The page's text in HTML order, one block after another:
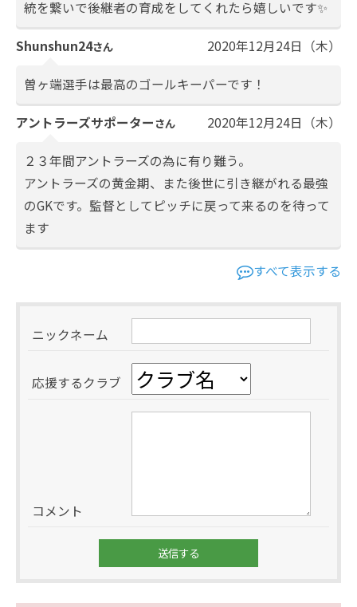
統を繋いで後継者の育成をしてくれたら嬉しいです✨
Shunshun24さん 2020年12月24日（木）
曽ヶ端選手は最高のゴールキーパーです！
アントラーズサポーター さん 2020年12月24日（木）
２３年間アントラーズの為に有り難う。
アントラーズの黄金期、また後世に引き継がれる最強
のGKです。監督としてピッチに戻って来るのを待って
ます
すべて表示する
ニックネーム
応援するクラブ
コメント